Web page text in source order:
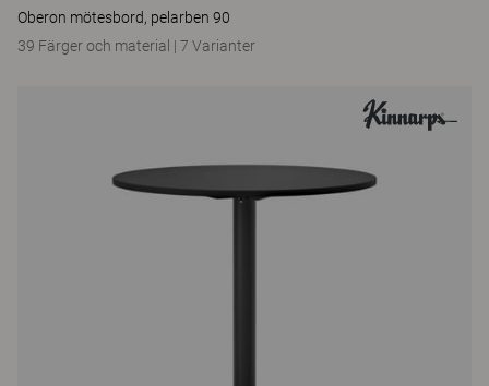
Oberon mötesbord, pelarben 90
39 Färger och material | 7 Varianter